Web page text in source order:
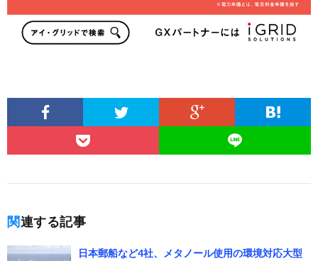
関連する記事
日本郵船など4社、メタノール使用の環境対応大型